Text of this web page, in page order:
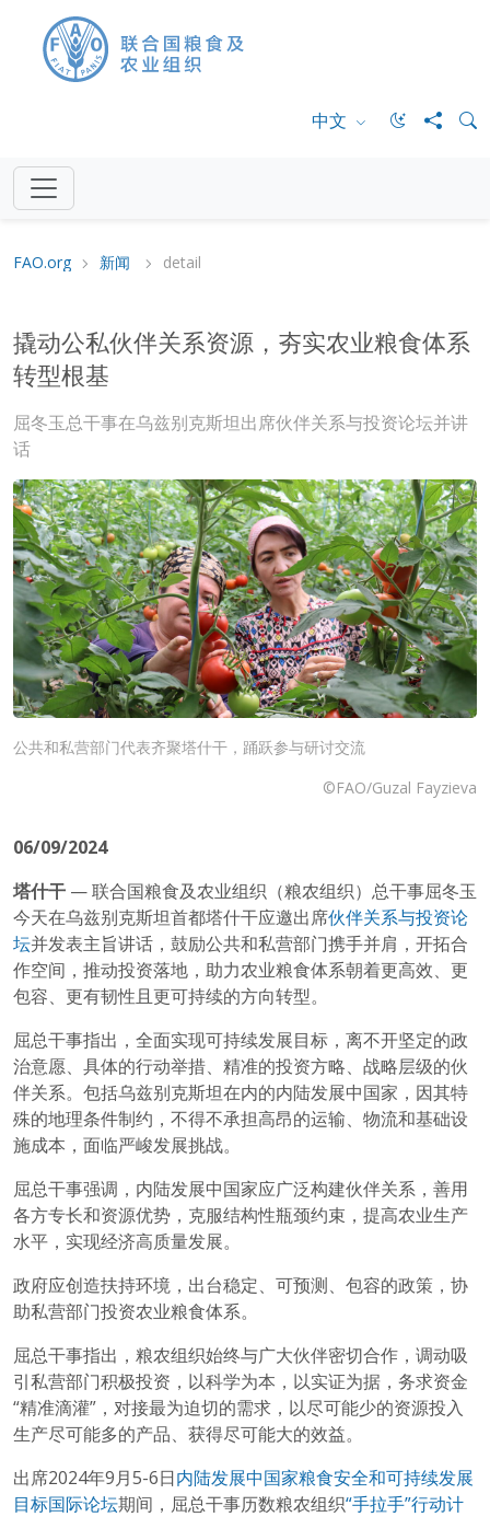
中文
FAO.org 新闻 detail
撬动公私伙伴关系资源，夯实农业粮食体系
转型根基
屈冬玉总干事在乌兹别克斯坦出席伙伴关系与投资论坛并讲
话
公共和私营部门代表齐聚塔什干，踊跃参与研讨交流
©FAO/Guzal Fayzieva
06/09/2024
塔什干 — 联合国粮食及农业组织（粮农组织）总干事屈冬玉
今天在乌兹别克斯坦首都塔什干应邀出席伙伴关系与投资论
坛并发表主旨讲话，鼓励公共和私营部门携手并肩，开拓合
作空间，推动投资落地，助力农业粮食体系朝着更高效、更
包容、更有韧性且更可持续的方向转型。
屈总干事指出，全面实现可持续发展目标，离不开坚定的政
治意愿、具体的行动举措、精准的投资方略、战略层级的伙
伴关系。包括乌兹别克斯坦在内的内陆发展中国家，因其特
殊的地理条件制约，不得不承担高昂的运输、物流和基础设
施成本，面临严峻发展挑战。
屈总干事强调，内陆发展中国家应广泛构建伙伴关系，善用
各方专长和资源优势，克服结构性瓶颈约束，提高农业生产
水平，实现经济高质量发展。
政府应创造扶持环境，出台稳定、可预测、包容的政策，协
助私营部门投资农业粮食体系。
屈总干事指出，粮农组织始终与广大伙伴密切合作，调动吸
引私营部门积极投资，以科学为本，以实证为据，务求资金
“精准滴灌”，对接最为迫切的需求，以尽可能少的资源投入
生产尽可能多的产品、获得尽可能大的效益。
出席2024年9月5-6日内陆发展中国家粮食安全和可持续发展
目标国际论坛期间，屈总干事历数粮农组织“手拉手”行动计